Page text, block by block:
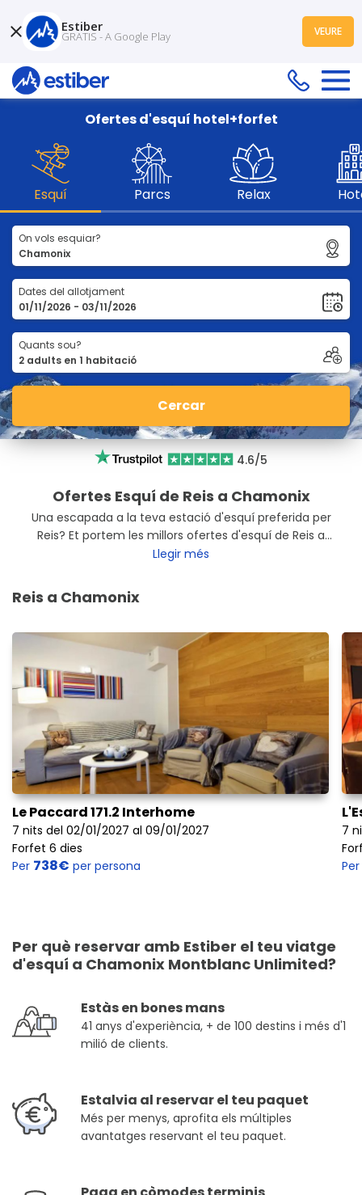
Ofertes d'esquí hotel+forfet
Esquí Parcs Relax
On vols esquiar?
Dates del allotjament
Quants sou?
Cercar
4.6/5
Ofertes Esquí de Reis a Chamonix
Una escapada a la teva estació d'esquí preferida per
Reis? Et portem les millors ofertes d'esquí de Reis a
Chamonix perquè aprofitis les teves vacances de nadal
Llegir més
Reis a Chamonix
Le Paccard 171.2 Interhome
7 nits del 02/01/2027 al 09/01/2027
Forfet 6 dies
Per 738€ per persona
7
Per
Per què reservar amb Estiber el teu viatge
d'esquí a Chamonix Montblanc Unlimited?
Estàs en bones mans
41 anys d'experiència, + de 100 destins i més d'1
milió de clients.
Estalvia al reservar el teu paquet
Més per menys, aprofita els múltiples
avantatges reservant el teu paquet.
Estiber
GRATIS - A Google Play VEURE